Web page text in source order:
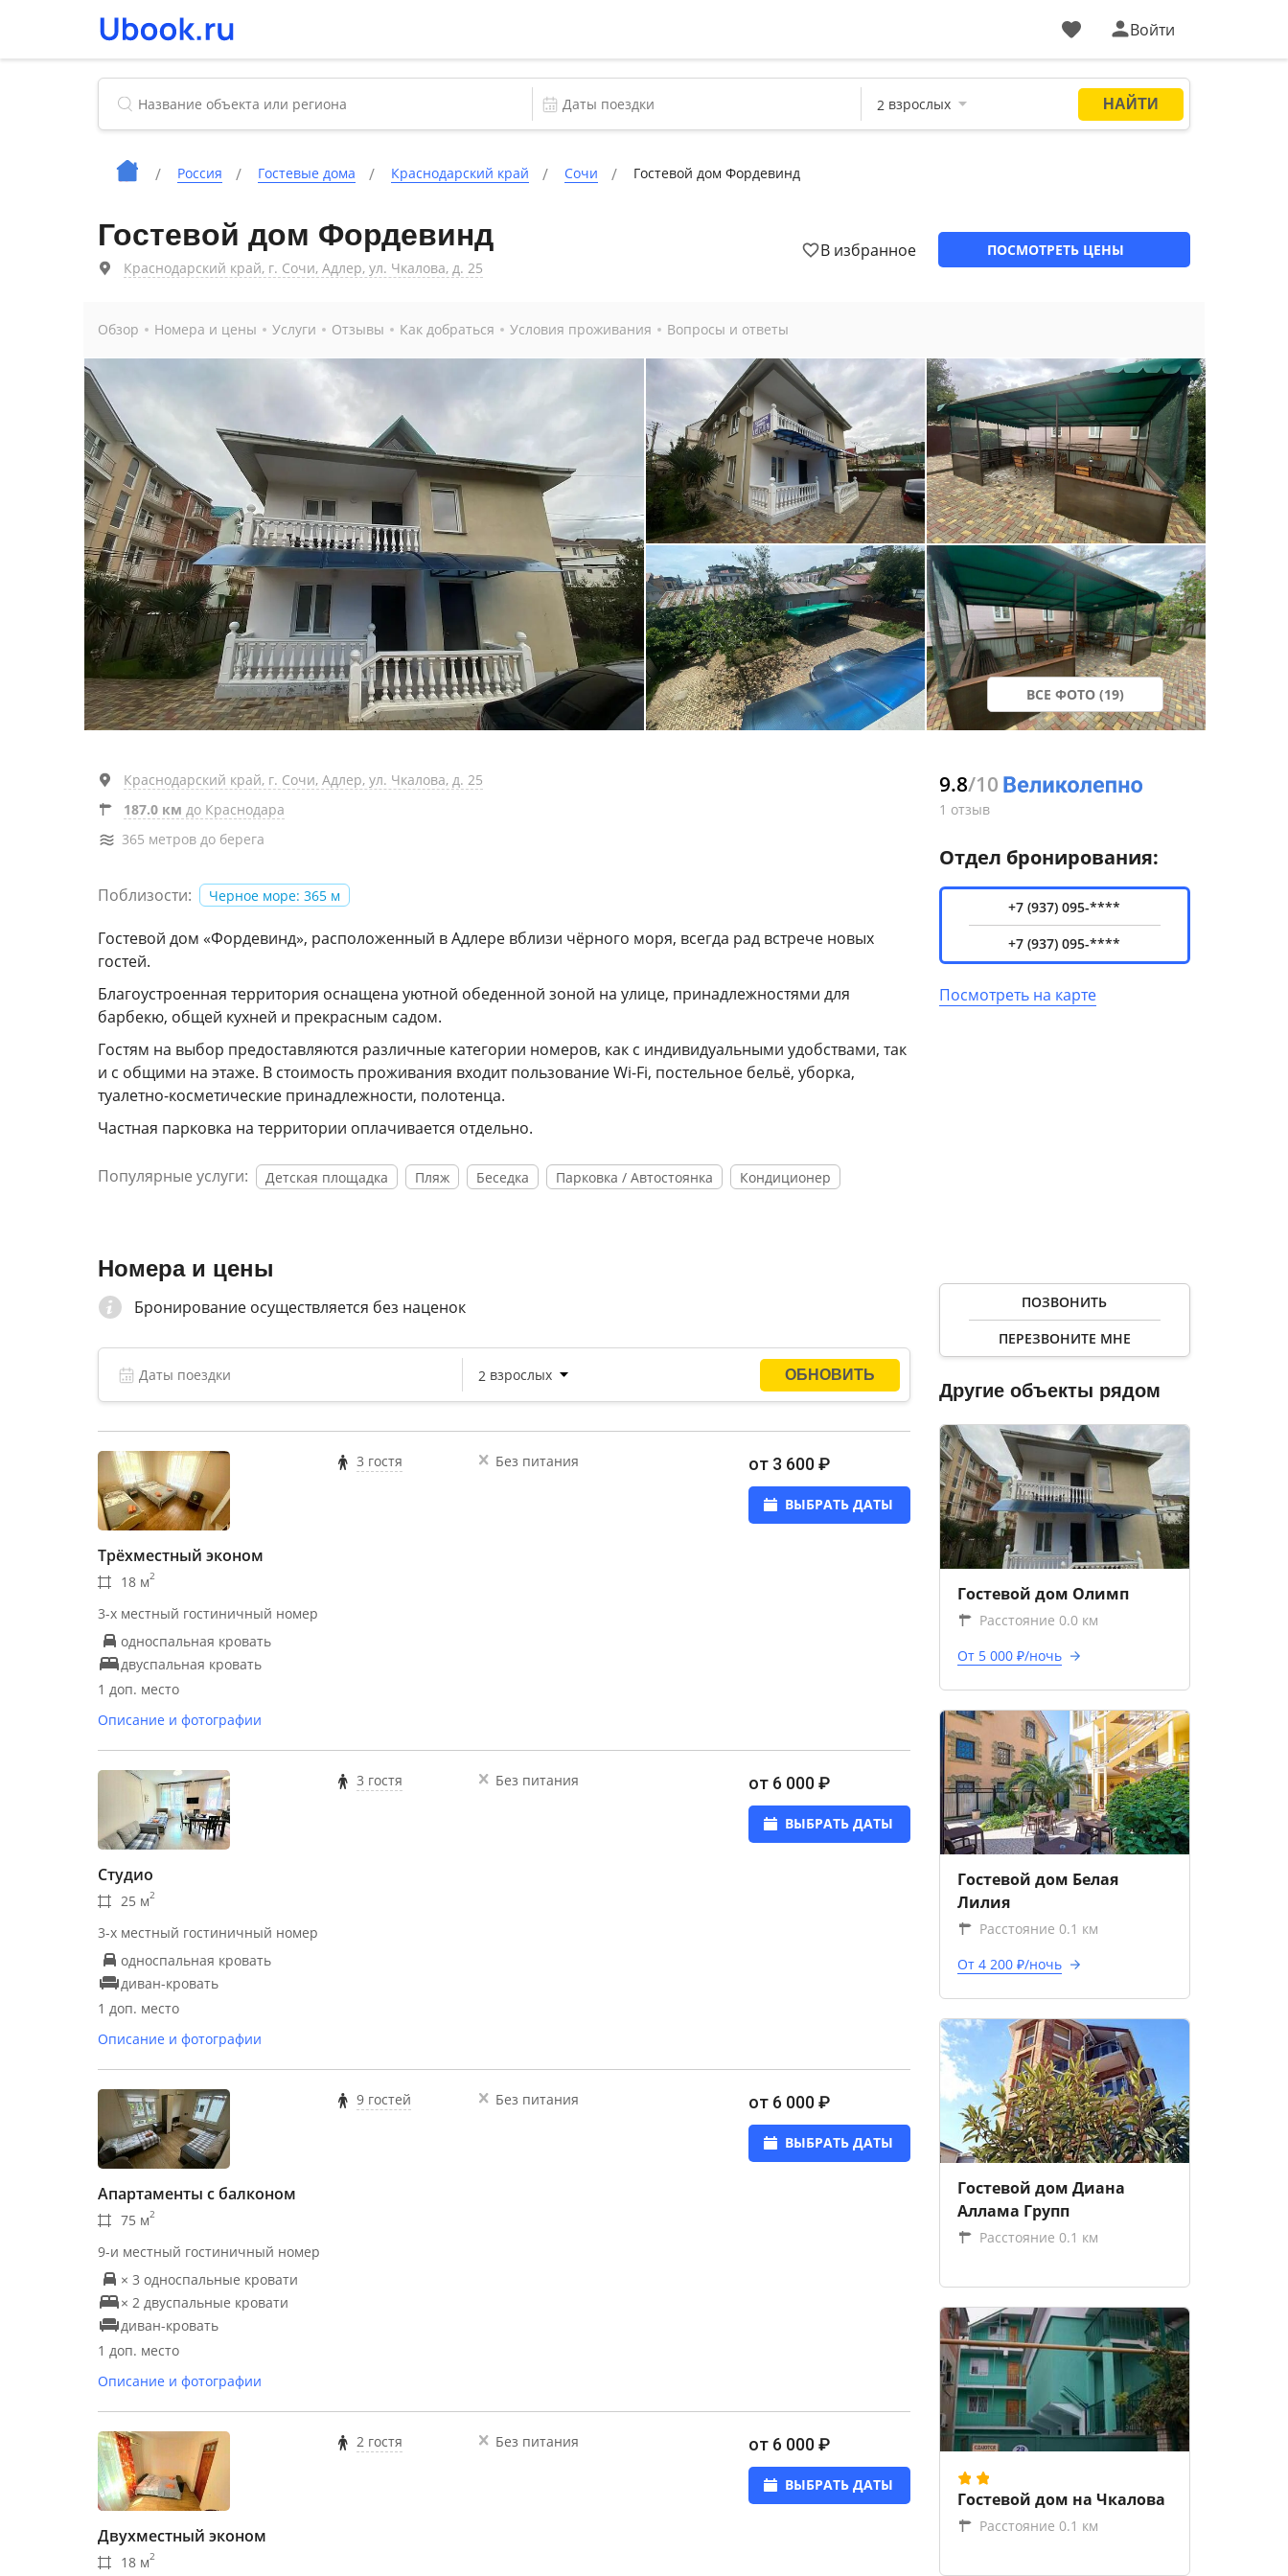
Войти
Россия Гостевые дома Краснодарский край Сочи Гостевой дом Фордевинд
Гостевой дом Фордевинд
Краснодарский край, г. Сочи, Адлер, ул. Чкалова, д. 25
В избранное ПОСМОТРЕТЬ ЦЕНЫ
Обзор Номера и цены Услуги Отзывы Как добраться Условия проживания Вопросы и ответы
ВСЕ ФОТО (19)
Краснодарский край, г. Сочи, Адлер, ул. Чкалова, д. 25
187.0 км до Краснодара
365 метров до берега
Поблизости: Черное море: 365 м
Гостевой дом «Фордевинд», расположенный в Адлере вблизи чёрного моря, всегда рад встрече новых
гостей.
Благоустроенная территория оснащена уютной обеденной зоной на улице, принадлежностями для
барбекю, общей кухней и прекрасным садом.
Гостям на выбор предоставляются различные категории номеров, как с индивидуальными удобствами, так
и с общими на этаже. В стоимость проживания входит пользование Wi-Fi, постельное бельё, уборка,
туалетно-косметические принадлежности, полотенца.
Частная парковка на территории оплачивается отдельно.
Популярные услуги: Детская площадка Пляж Беседка Парковка / Автостоянка Кондиционер
Номера и цены
Бронирование осуществляется без наценок
Трёхместный эконом
18 м2
3-х местный гостиничный номер
односпальная кровать
двуспальная кровать
1 доп. место
Описание и фотографии
3 гостя Без питания от 3 600 ₽
ВЫБРАТЬ ДАТЫ
Студио
25 м2
3-х местный гостиничный номер
односпальная кровать
диван-кровать
1 доп. место
Описание и фотографии
3 гостя Без питания от 6 000 ₽
ВЫБРАТЬ ДАТЫ
Апартаменты с балконом
75 м2
9-и местный гостиничный номер
× 3 односпальные кровати
× 2 двуспальные кровати
диван-кровать
1 доп. место
Описание и фотографии
9 гостей Без питания от 6 000 ₽
ВЫБРАТЬ ДАТЫ
Двухместный эконом
18 м2
2 гостя Без питания от 6 000 ₽
ВЫБРАТЬ ДАТЫ
9.8/10
1 отзыв
Отдел бронирования:
+7 (937) 095-****
+7 (937) 095-****
Посмотреть на карте
ПОЗВОНИТЬ
ПЕРЕЗВОНИТЕ МНЕ
Другие объекты рядом
Гостевой дом Олимп
Расстояние 0.0 км
От 5 000 ₽/ночь
Гостевой дом Белая
Лилия
Расстояние 0.1 км
От 4 200 ₽/ночь
Гостевой дом Диана
Аллама Групп
Расстояние 0.1 км
Гостевой дом на Чкалова
Расстояние 0.1 км